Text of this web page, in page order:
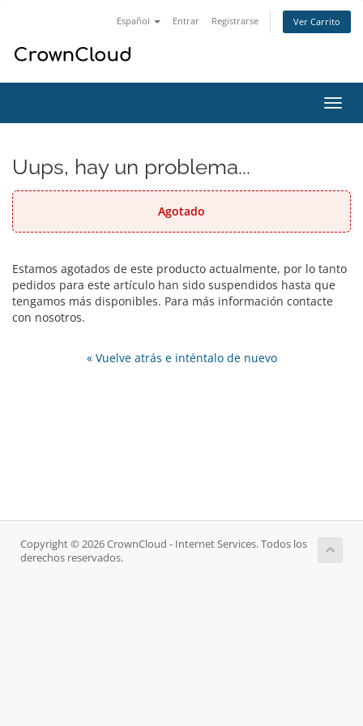
Español Entrar Registrarse Ver Carrito
Uups, hay un problema...
Agotado
Estamos agotados de este producto actualmente, por lo tanto
pedidos para este artículo han sido suspendidos hasta que
tengamos más disponibles. Para más información contacte
con nosotros.
« Vuelve atrás e inténtalo de nuevo
Copyright © 2026 CrownCloud - Internet Services. Todos los
derechos reservados.